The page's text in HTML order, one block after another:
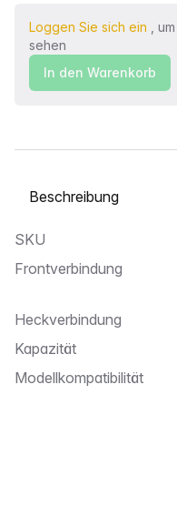
Loggen Sie sich ein ,
sehen
In den Warenkorb
Wählen Sie eine
SKU
Frontverbindung
Heckverbindung
Kapazität
Modellkompatibilität